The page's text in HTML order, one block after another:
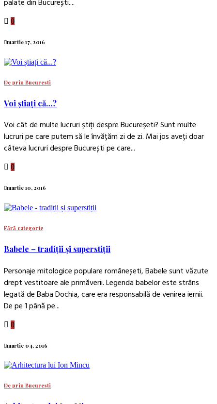
0
martie 17, 2016
De prin Bucuresti
Voi știați că…?
Voi cât de multe lucruri știți despre Bucureșeti? Sunt multe
lucruri pe care putem să le învățăm zi de zi. Mai jos aveți doar
câteva lucruri despre București pe care...
0
martie 10, 2016
Fără categorie
Babele – tradiții și superstiții
Personaje mitologice populare româneșeti, Babele sunt văzute
drept vestitoare ale primăverii. Legenda babelor este strâns
legată de Baba Dochia, care era responsabilă de venirea iernii.
De pe 1 până pe...
0
martie 04, 2016
De prin Bucuresti